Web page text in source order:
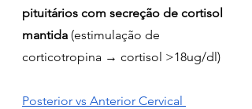
pituitários com secreção de cortisol
mantida (estimulação de
corticotropina → cortisol >18ug/dl)
Posterior vs Anterior Cervical